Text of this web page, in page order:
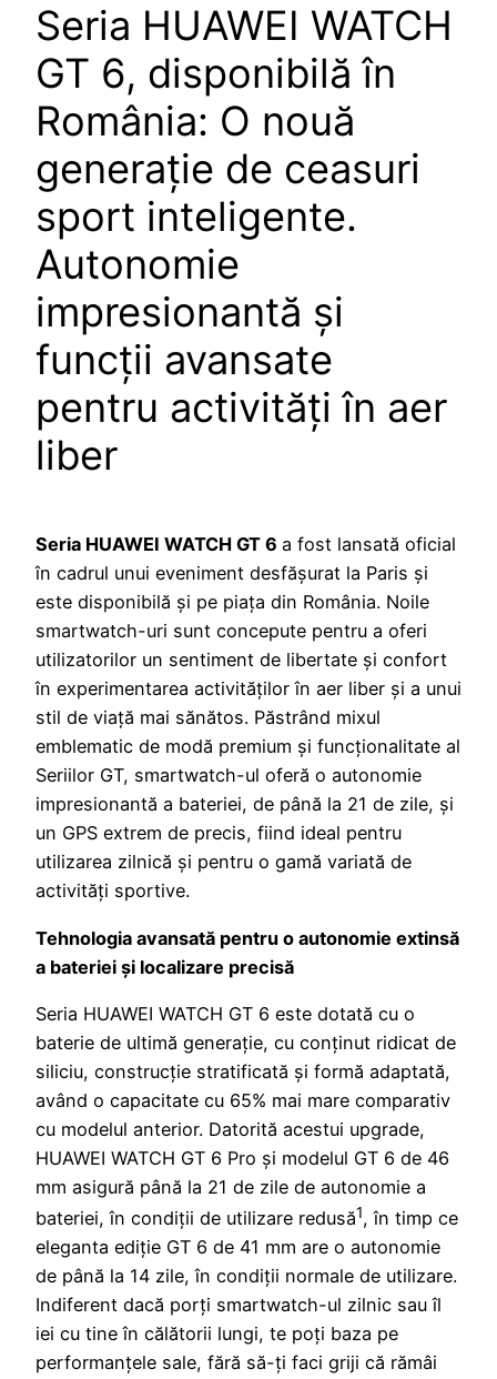
Seria HUAWEI WATCH
GT 6, disponibilă în
România: O nouă
generație de ceasuri
sport inteligente.
Autonomie
impresionantă și
funcții avansate
pentru activități în aer
liber
Seria HUAWEI WATCH GT 6 a fost lansată oficial
în cadrul unui eveniment desfășurat la Paris și
este disponibilă și pe piața din România. Noile
smartwatch-uri sunt concepute pentru a oferi
utilizatorilor un sentiment de libertate și confort
în experimentarea activităților în aer liber și a unui
stil de viață mai sănătos. Păstrând mixul
emblematic de modă premium și funcționalitate al
Seriilor GT, smartwatch-ul oferă o autonomie
impresionantă a bateriei, de până la 21 de zile, și
un GPS extrem de precis, fiind ideal pentru
utilizarea zilnică și pentru o gamă variată de
activități sportive.
Tehnologia avansată pentru o autonomie extinsă
a bateriei și localizare precisă
Seria HUAWEI WATCH GT 6 este dotată cu o
baterie de ultimă generație, cu conținut ridicat de
siliciu, construcție stratificată și formă adaptată,
având o capacitate cu 65% mai mare comparativ
cu modelul anterior. Datorită acestui upgrade,
HUAWEI WATCH GT 6 Pro și modelul GT 6 de 46
mm asigură până la 21 de zile de autonomie a
bateriei, în condiții de utilizare redusă1, în timp ce
eleganta ediție GT 6 de 41 mm are o autonomie
de până la 14 zile, în condiții normale de utilizare.
Indiferent dacă porți smartwatch-ul zilnic sau îl
iei cu tine în călătorii lungi, te poți baza pe
performanțele sale, fără să-ți faci griji că rămâi